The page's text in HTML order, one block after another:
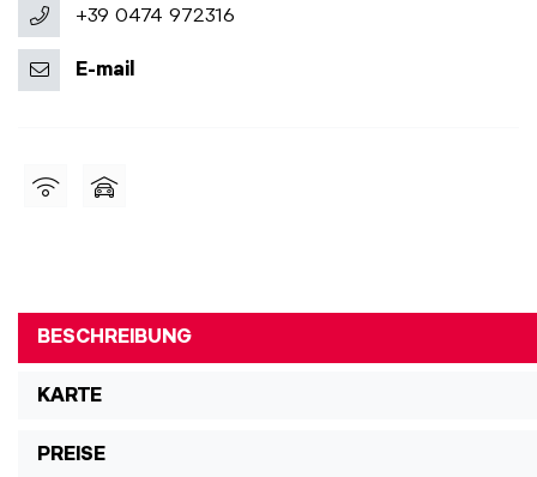
+39 0474 972316
E-mail
BESCHREIBUNG
KARTE
PREISE